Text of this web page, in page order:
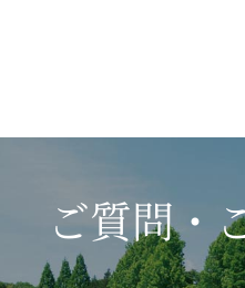
ご質問・